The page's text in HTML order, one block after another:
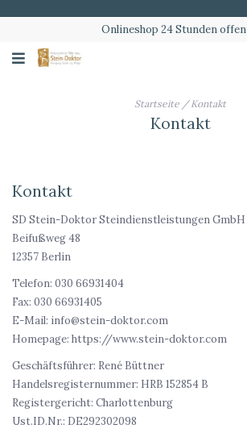
Onlineshop 24 Stunden offen
Startseite /Kontakt
Kontakt
Kontakt
SD Stein-Doktor Steindienstleistungen GmbH
Beifußweg 48
12357 Berlin
Telefon: 030 66931404
Fax: 030 66931405
E-Mail: info@stein-doktor.com
Homepage: https://www.stein-doktor.com
Geschäftsführer: René Büttner
Handelsregisternummer: HRB 152854 B
Registergericht: Charlottenburg
Ust.ID.Nr.: DE292302098